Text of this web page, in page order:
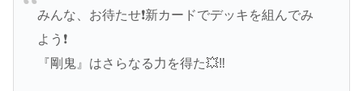
みんな、お待たせ❗️新カードでデッキを組んでみ
よう❗️
『剛鬼』はさらなる力を得た💥‼️